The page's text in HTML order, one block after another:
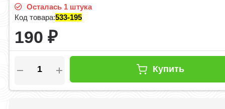
Осталась 1 штука
Код товара:533-195
190₽
Купить